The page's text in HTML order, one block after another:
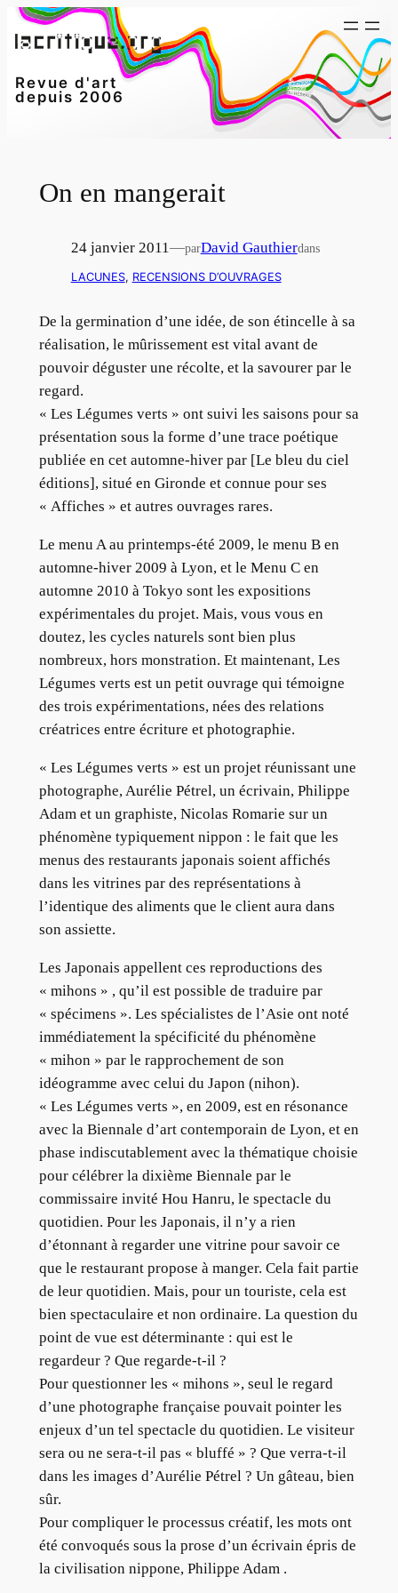
Aller
au
Revue d'art
depuis 2006
On en mangerait
24 janvier 2011—parDavid Gauthierdans
LACUNES, RECENSIONS D’OUVRAGES
De la germination d’une idée, de son étincelle à sa
réalisation, le mûrissement est vital avant de
pouvoir déguster une récolte, et la savourer par le
regard.
« Les Légumes verts » ont suivi les saisons pour sa
présentation sous la forme d’une trace poétique
publiée en cet automne-hiver par [Le bleu du ciel
éditions], situé en Gironde et connue pour ses
« Affiches » et autres ouvrages rares.
Le menu A au printemps-été 2009, le menu B en
automne-hiver 2009 à Lyon, et le Menu C en
automne 2010 à Tokyo sont les expositions
expérimentales du projet. Mais, vous vous en
doutez, les cycles naturels sont bien plus
nombreux, hors monstration. Et maintenant, Les
Légumes verts est un petit ouvrage qui témoigne
des trois expérimentations, nées des relations
créatrices entre écriture et photographie.
« Les Légumes verts » est un projet réunissant une
photographe, Aurélie Pétrel, un écrivain, Philippe
Adam et un graphiste, Nicolas Romarie sur un
phénomène typiquement nippon : le fait que les
menus des restaurants japonais soient affichés
dans les vitrines par des représentations à
l’identique des aliments que le client aura dans
son assiette.
Les Japonais appellent ces reproductions des
« mihons » , qu’il est possible de traduire par
« spécimens ». Les spécialistes de l’Asie ont noté
immédiatement la spécificité du phénomène
« mihon » par le rapprochement de son
idéogramme avec celui du Japon (nihon).
« Les Légumes verts », en 2009, est en résonance
avec la Biennale d’art contemporain de Lyon, et en
phase indiscutablement avec la thématique choisie
pour célébrer la dixième Biennale par le
commissaire invité Hou Hanru, le spectacle du
quotidien. Pour les Japonais, il n’y a rien
d’étonnant à regarder une vitrine pour savoir ce
que le restaurant propose à manger. Cela fait partie
de leur quotidien. Mais, pour un touriste, cela est
bien spectaculaire et non ordinaire. La question du
point de vue est déterminante : qui est le
regardeur ? Que regarde-t-il ?
Pour questionner les « mihons », seul le regard
d’une photographe française pouvait pointer les
enjeux d’un tel spectacle du quotidien. Le visiteur
sera ou ne sera-t-il pas « bluffé » ? Que verra-t-il
dans les images d’Aurélie Pétrel ? Un gâteau, bien
sûr.
Pour compliquer le processus créatif, les mots ont
été convoqués sous la prose d’un écrivain épris de
la civilisation nippone, Philippe Adam .